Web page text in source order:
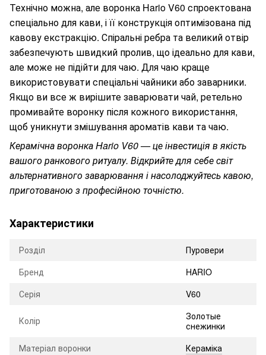
Технічно можна, але воронка Hario V60 спроектована
спеціально для кави, і її конструкція оптимізована під
кавову екстракцію. Спіральні ребра та великий отвір
забезпечують швидкий пролив, що ідеально для кави,
але може не підійти для чаю. Для чаю краще
використовувати спеціальні чайники або заварники.
Якщо ви все ж вирішите заварювати чай, ретельно
промивайте воронку після кожного використання,
щоб уникнути змішування ароматів кави та чаю.
Керамічна воронка Hario V60 — це інвестиція в якість
вашого ранкового ритуалу. Відкрийте для себе світ
альтернативного заварювання і насолоджуйтесь кавою,
приготованою з професійною точністю.
Характеристики
Розділ
Пуровери
Бренд
HARIO
Серія
V60
Колір
Золотые
снежинки
Матеріал воронки
Кераміка